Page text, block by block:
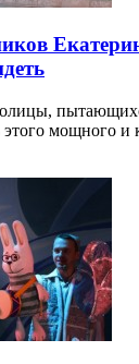
этого мощного и